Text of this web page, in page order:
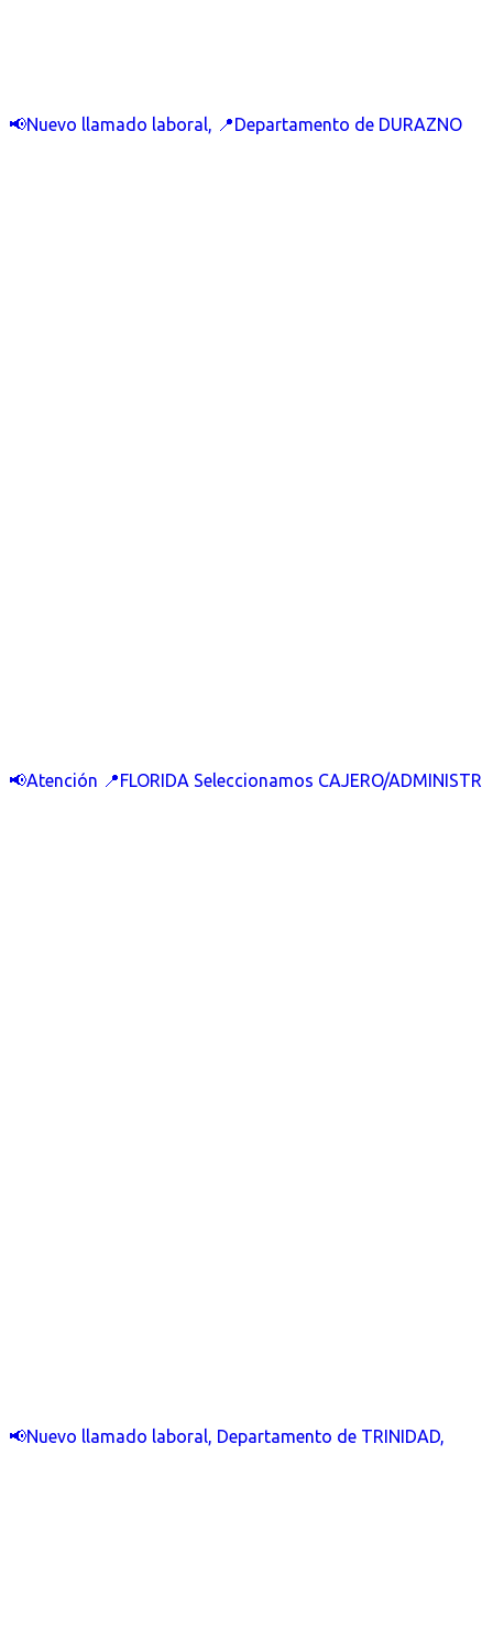
📢Nuevo llamado laboral, 📍Departamento de DURAZNO
📢Atención 📍FLORIDA Seleccionamos CAJERO/ADMINISTR
📢Nuevo llamado laboral, Departamento de TRINIDAD,